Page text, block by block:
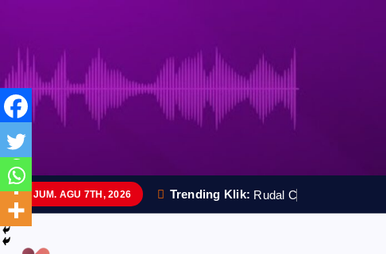
i
p
o
c
o
JUM. AGU 7TH, 2026 Trending Klik: Rudal C